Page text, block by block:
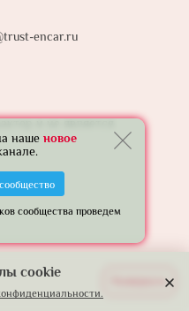
и не является
encar.ru
cookie
наше новое
сообщества проведем
Развернуть